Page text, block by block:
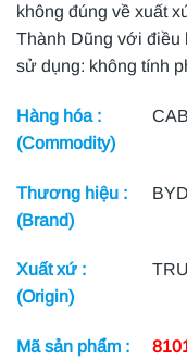
không đúng về xuất
Thành Dũng với điều
sử dụng: không tính
Hàng hóa :
(Commodity)
Thương hiệu :
(Brand)
BYD
Xuất xứ :
(Origin)
Mã sản phẩm :